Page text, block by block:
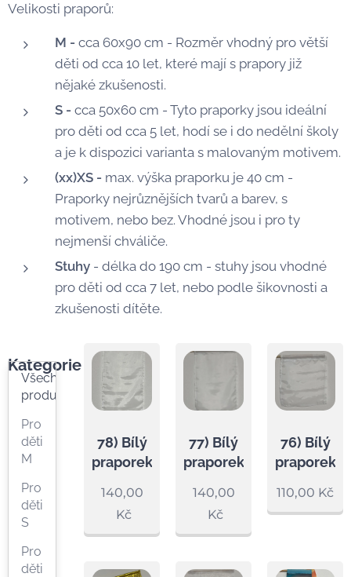
Velikosti praporů:
M - cca 60x90 cm - Rozměr vhodný pro větší
děti od cca 10 let, které mají s prapory již
nějaké zkušenosti.
S - cca 50x60 cm - Tyto praporky jsou ideální
pro děti od cca 5 let, hodí se i do nedělní školy
a je k dispozici varianta s malovaným motivem.
(xx)XS - max. výška praporku je 40 cm -
Praporky nejrůznějších tvarů a barev, s
motivem, nebo bez. Vhodné jsou i pro ty
nejmenší chváliče.
Stuhy - délka do 190 cm - stuhy jsou vhodné
pro děti od cca 7 let, nebo podle šikovnosti a
zkušenosti dítěte.
Kategorie
Všechny
produkty
Pro
děti
M
Pro
děti
S
Pro
děti
78) Bílý
praporek
140,00
Kč
77) Bílý
praporek
140,00
Kč
76) Bílý
praporek
110,00 Kč